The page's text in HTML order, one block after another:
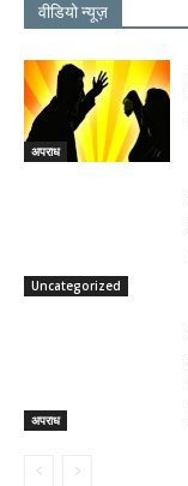
वीडियो न्यूज़
अपराध
Uncategorized
अपराध